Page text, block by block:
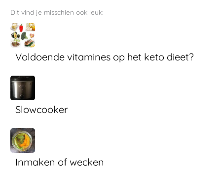
Dit vind je misschien ook leuk:
Voldoende vitamines op het keto dieet?
Slowcooker
Inmaken of wecken